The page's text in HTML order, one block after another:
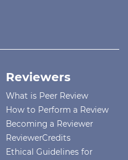
Reviewers
What is Peer Review
How to Perform a Review
Becoming a Reviewer
ReviewerCredits
Ethical Guidelines for